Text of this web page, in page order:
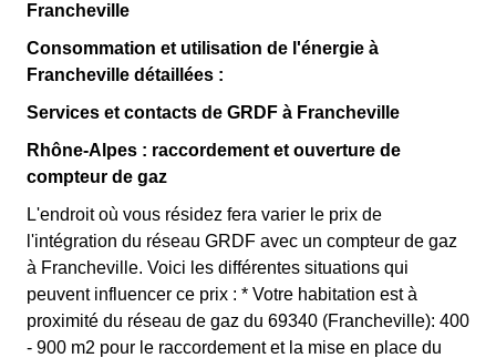
Francheville
Consommation et utilisation de l'énergie à
Francheville détaillées :
Services et contacts de GRDF à Francheville
Rhône-Alpes : raccordement et ouverture de
compteur de gaz
L'endroit où vous résidez fera varier le prix de
l'intégration du réseau GRDF avec un compteur de gaz
à Francheville. Voici les différentes situations qui
peuvent influencer ce prix : * Votre habitation est à
proximité du réseau de gaz du 69340 (Francheville): 400
- 900 m2 pour le raccordement et la mise en place du